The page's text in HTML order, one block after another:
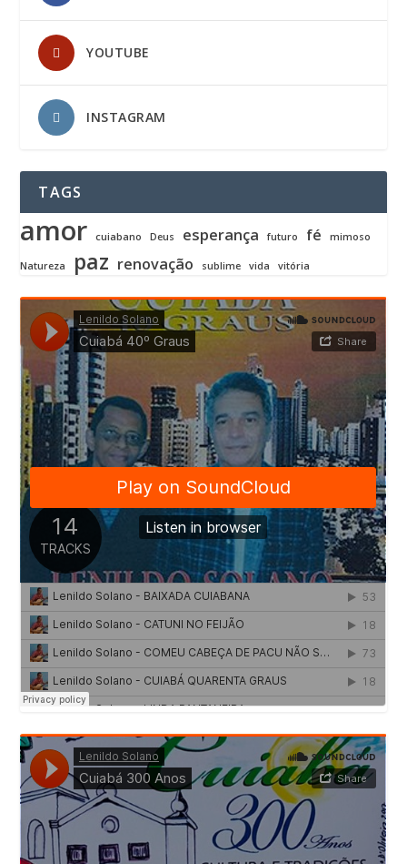
YOUTUBE
INSTAGRAM
TAGS
amor cuiabano Deus esperança futuro fé mimoso
Natureza paz renovação sublime vida vitória